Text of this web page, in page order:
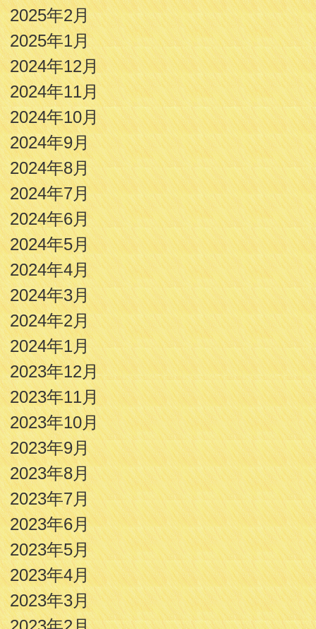
2025年2月
2025年1月
2024年12月
2024年11月
2024年10月
2024年9月
2024年8月
2024年7月
2024年6月
2024年5月
2024年4月
2024年3月
2024年2月
2024年1月
2023年12月
2023年11月
2023年10月
2023年9月
2023年8月
2023年7月
2023年6月
2023年5月
2023年4月
2023年3月